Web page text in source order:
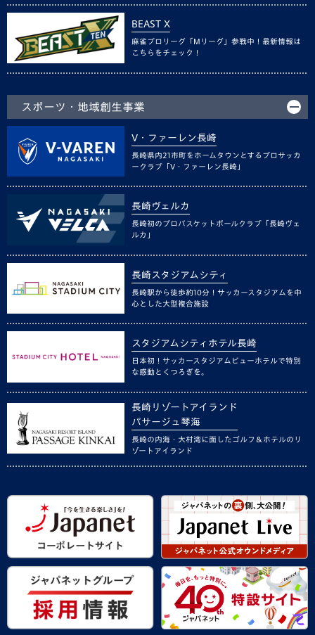
BEAST X
麻雀プロリーグ「Mリーグ」参戦中！最新情報は
こちらをチェック！
スポーツ・地域創生事業
V・ファーレン長崎
長崎県内21市町をホームタウンとするプロサッカ
ークラブ「V・ファーレン長崎」
長崎ヴェルカ
長崎初のプロバスケットボールクラブ「長崎ヴェ
ルカ」
長崎スタジアムシティ
長崎駅から徒歩約10分！サッカースタジアムを中
心とした大型複合施設
スタジアムシティホテル長崎
日本初！サッカースタジアムビューホテルで特別
な感動とくつろぎを。
長崎リゾートアイランド
パサージュ琴海
長崎の内海・大村湾に面したゴルフ＆ホテルのリ
ゾートアイランド